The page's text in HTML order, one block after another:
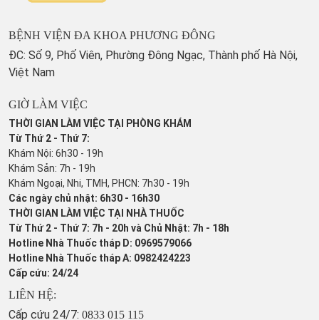
BỆNH VIỆN ĐA KHOA PHƯƠNG ĐÔNG
ĐC: Số 9, Phố Viên, Phường Đông Ngạc, Thành phố Hà Nội,
Việt Nam
GIỜ LÀM VIỆC
THỜI GIAN LÀM VIỆC TẠI PHÒNG KHÁM
Từ Thứ 2 - Thứ 7:
Khám Nội: 6h30 - 19h
Khám Sản: 7h - 19h
Khám Ngoại, Nhi, TMH, PHCN: 7h30 - 19h
Các ngày chủ nhật: 6h30 - 16h30
THỜI GIAN LÀM VIỆC TẠI NHÀ THUỐC
Từ Thứ 2 - Thứ 7: 7h - 20h và Chủ Nhật: 7h - 18h
Hotline Nhà Thuốc tháp D: 0969579066
Hotline Nhà Thuốc tháp A: 0982424223
Cấp cứu: 24/24
LIÊN HỆ:
Cấp cứu 24/7: 0833 015 115